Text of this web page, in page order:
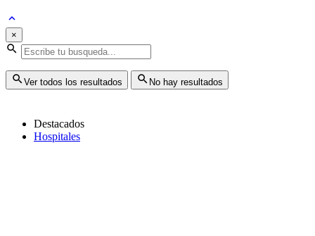
×
Ver todos los resultados No hay resultados
Destacados
Hospitales